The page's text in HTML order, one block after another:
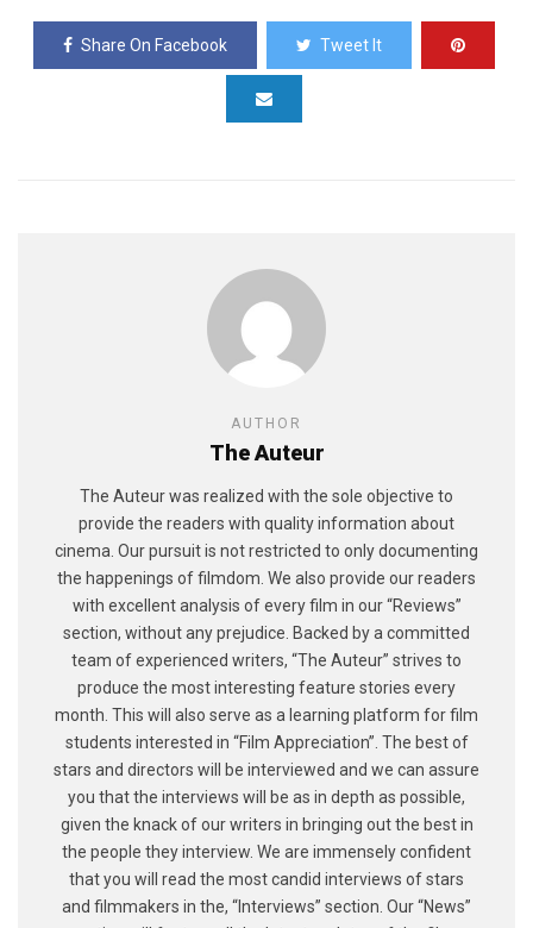
Share On Facebook Tweet It
AUTHOR
The Auteur
The Auteur was realized with the sole objective to
provide the readers with quality information about
cinema. Our pursuit is not restricted to only documenting
the happenings of filmdom. We also provide our readers
with excellent analysis of every film in our “Reviews”
section, without any prejudice. Backed by a committed
team of experienced writers, “The Auteur” strives to
produce the most interesting feature stories every
month. This will also serve as a learning platform for film
students interested in “Film Appreciation”. The best of
stars and directors will be interviewed and we can assure
you that the interviews will be as in depth as possible,
given the knack of our writers in bringing out the best in
the people they interview. We are immensely confident
that you will read the most candid interviews of stars
and filmmakers in the, “Interviews” section. Our “News”